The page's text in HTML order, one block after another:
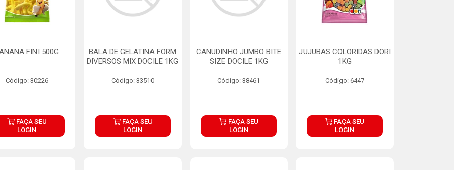
FINI 500G
Código: 30226
FAÇA SEU
LOGIN
BALA DE GELATINA FORM
DIVERSOS MIX DOCILE 1KG
Código: 33510
FAÇA SEU
LOGIN
CANUDINHO JUMBO BITE
SIZE DOCILE 1KG
Código: 38461
FAÇA SEU
LOGIN
JUJUBAS COLORIDAS DORI
1KG
Código: 6447
FAÇA SEU
LOGIN